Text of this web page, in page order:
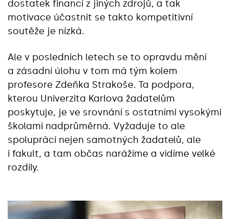
dostatek financí z jiných zdrojů, a tak
motivace účastnit se takto kompetitivní
soutěže je nízká.
Ale v posledních letech se to opravdu mění
a zásadní úlohu v tom má tým kolem
profesore Zdeňka Strakoše. Ta podpora,
kterou Univerzita Karlova žadatelům
poskytuje, je ve srovnání s ostatními vysokými
školami nadprůměrná. Vyžaduje to ale
spolupráci nejen samotných žadatelů, ale
i fakult, a tam občas narážíme a vidíme velké
rozdíly.